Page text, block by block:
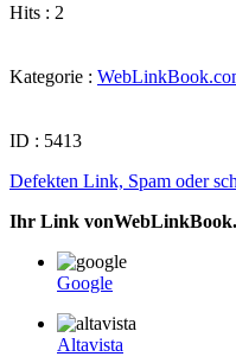
Hits : 2
Kategorie :
ID : 5413
Defekten Link, Spam oder
Ihr Link
Google
Altavista